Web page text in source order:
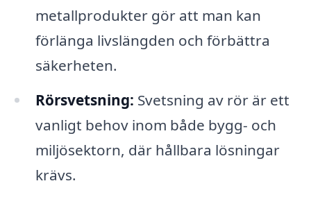
metallprodukter gör att man kan
förlänga livslängden och förbättra
säkerheten.
Rörsvetsning: Svetsning av rör är ett
vanligt behov inom både bygg- och
miljösektorn, där hållbara lösningar
krävs.